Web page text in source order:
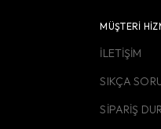
MÜŞTERİ
İLETİŞİM
SIKÇA
SİPARİŞ